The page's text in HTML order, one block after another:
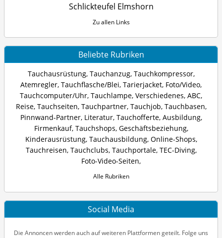
Schlickteufel Elmshorn
Zu allen Links
Beliebte Rubriken
Tauchausrüstung, Tauchanzug, Tauchkompressor,
Atemregler, Tauchflasche/Blei, Tarierjacket, Foto/Video,
Tauchcomputer/Uhr, Tauchlampe, Verschiedenes, ABC,
Reise, Tauchseiten, Tauchpartner, Tauchjob, Tauchbasen,
Pinnwand-Partner, Literatur, Tauchofferte, Ausbildung,
Firmenkauf, Tauchshops, Geschäftsbeziehung,
Kinderausrüstung, Tauchausbildung, Online-Shops,
Tauchreisen, Tauchclubs, Tauchportale, TEC-Diving,
Foto-Video-Seiten,
Alle Rubriken
Social Media
Die Annoncen werden auch auf weiteren Plattformen geteilt. Folge uns